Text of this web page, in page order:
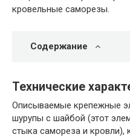
кровельные саморезы.
Содержание
Технические
Описываемые крепежные
шурупы с шайбой (этот
стыка самореза и